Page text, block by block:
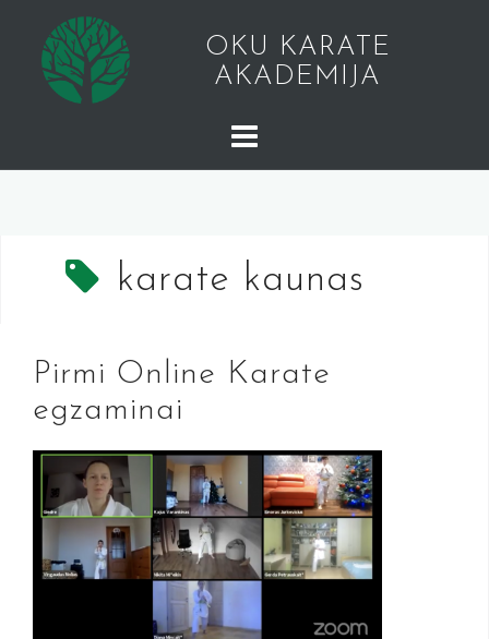
content
OKU KARATE
AKADEMIJA
karate kaunas
Pirmi Online Karate
egzaminai